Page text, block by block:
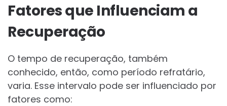
Fatores que Influenciam a
Recuperação
O tempo de recuperação, também
conhecido, então, como período refratário,
varia. Esse intervalo pode ser influenciado por
fatores como: